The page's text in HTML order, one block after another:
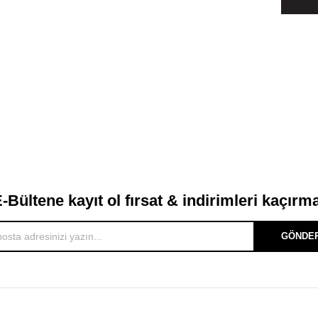
Bültene kayıt ol fırsat & indirimleri